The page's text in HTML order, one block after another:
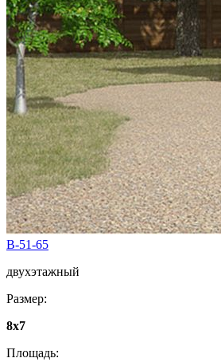
B-51-65
двухэтажный
Размер:
8х7
Площадь: